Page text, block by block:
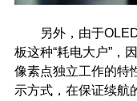
另外，由于OLED
板这种“耗电大户”，
像素点独立工作的特
示方式，在保证续航